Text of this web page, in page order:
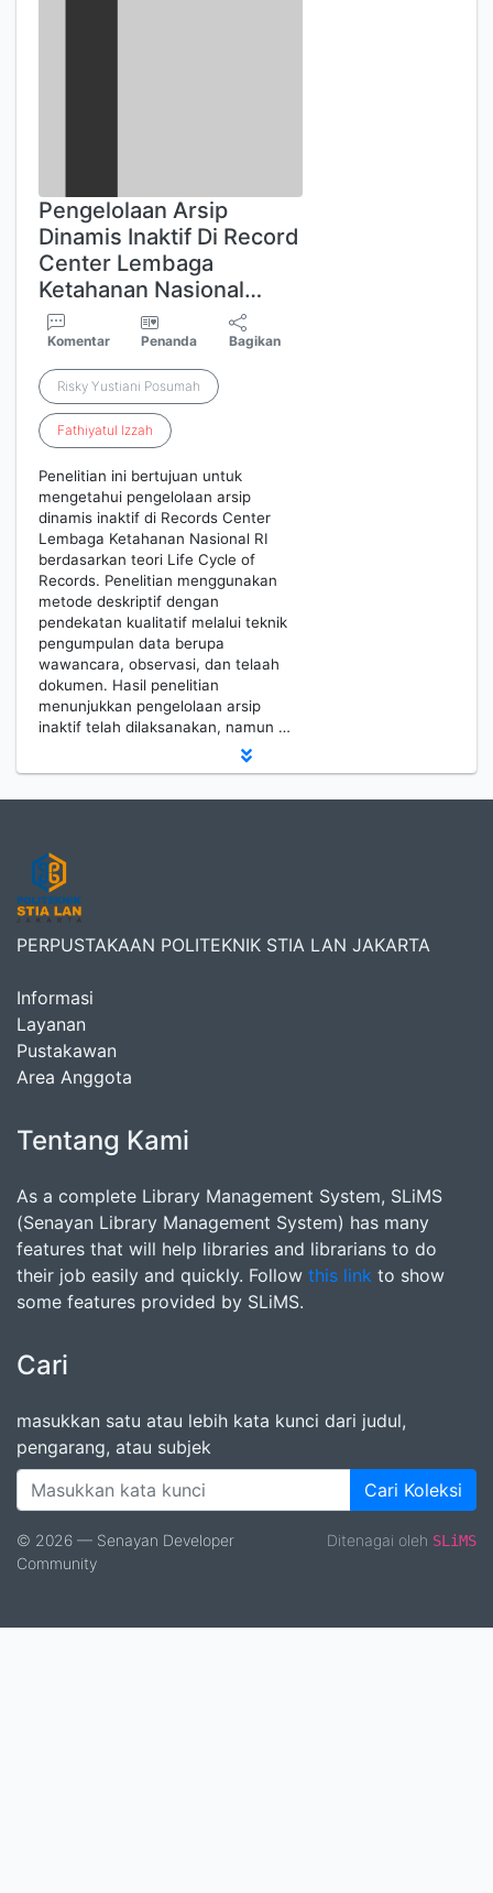
Pengelolaan Arsip
Dinamis Inaktif Di Record
Center Lembaga
Ketahanan Nasional…
Komentar Penanda Bagikan
Risky Yustiani Posumah
Fathiyatul Izzah
Penelitian ini bertujuan untuk
mengetahui pengelolaan arsip
dinamis inaktif di Records Center
Lembaga Ketahanan Nasional RI
berdasarkan teori Life Cycle of
Records. Penelitian menggunakan
metode deskriptif dengan
pendekatan kualitatif melalui teknik
pengumpulan data berupa
wawancara, observasi, dan telaah
dokumen. Hasil penelitian
menunjukkan pengelolaan arsip
inaktif telah dilaksanakan, namun …
PERPUSTAKAAN POLITEKNIK STIA LAN JAKARTA
Informasi
Layanan
Pustakawan
Area Anggota
Tentang Kami
As a complete Library Management System, SLiMS
(Senayan Library Management System) has many
features that will help libraries and librarians to do
their job easily and quickly. Follow this link to show
some features provided by SLiMS.
Cari
masukkan satu atau lebih kata kunci dari judul,
pengarang, atau subjek
Cari Koleksi
© 2026 — Senayan Developer
Community
Ditenagai oleh SLiMS